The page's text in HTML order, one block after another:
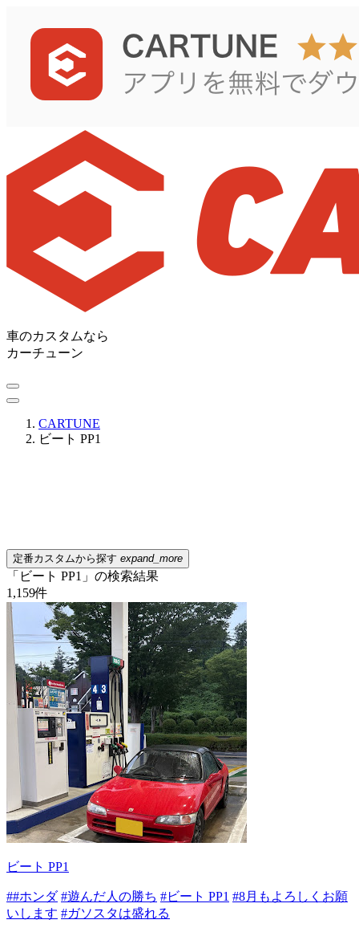
車のカスタムなら
カーチューン
CARTUNE
ビート PP1
定番カスタムから探す expand_more
「ビート PP1」の検索結果
1,159件
ビート PP1
##ホンダ #遊んだ人の勝ち #ビート PP1 #8月もよろしくお願
いします #ガソスタは盛れる